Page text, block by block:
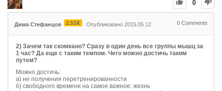
0
Дима Стефанцов 2.51K Опубликовано 2015.05.12 0 Comments
2) Зачем так скомкано? Сразу в один день все группы мышц за
1 час? Да еще с таким темпом. Чего можно достичь таким
путем?
Можно достичь:
а) не получения перетренированности
б) свободного времени на самое важное: жизнь